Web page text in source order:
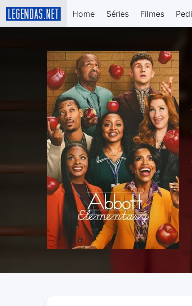
Home Séries Filmes